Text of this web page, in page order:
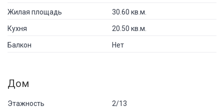
Жилая площадь 30.60 кв.м.
Кухня 20.50 кв.м.
Балкон Нет
Дом
Этажность 2/13